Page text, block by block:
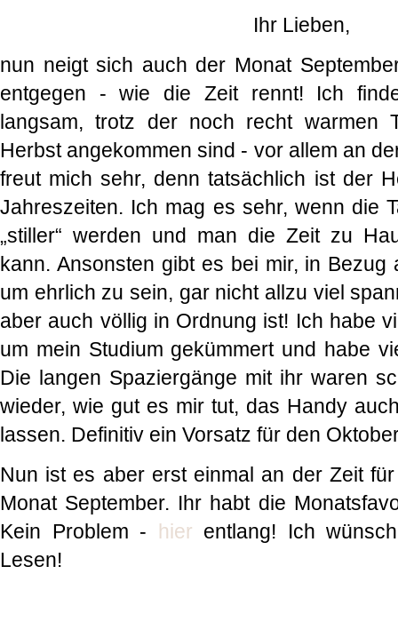
Ihr Lieben,
nun neigt sich auch der Monat
entgegen - wie die Zeit rennt! Ich
langsam, trotz der noch recht warmen
Herbst angekommen sind - vor allem an
freut mich sehr, denn tatsächlich ist der
Jahreszeiten. Ich mag es sehr, wenn die
„stiller“ werden und man die Zeit zu
kann. Ansonsten gibt es bei mir, in Bezug
um ehrlich zu sein, gar nicht allzu viel
aber auch völlig in Ordnung ist! Ich habe
um mein Studium gekümmert und habe
Die langen Spaziergänge mit ihr waren
wieder, wie gut es mir tut, das Handy
lassen. Definitiv ein Vorsatz für den
Nun ist es aber erst einmal an der Zeit
Monat September. Ihr habt die
Kein Problem - hier entlang! Ich
Lesen!